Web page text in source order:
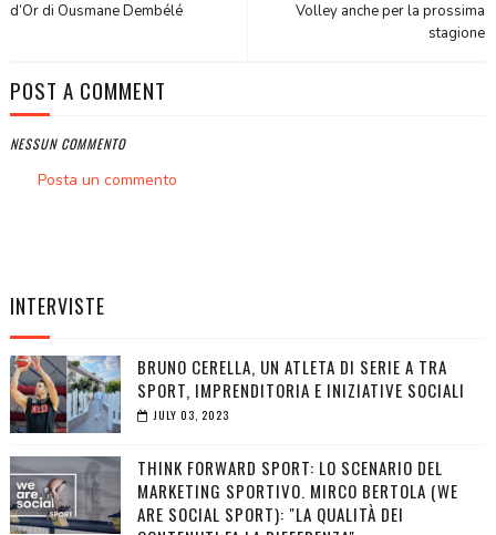
Volley anche per la prossima
stagione
d’Or di Ousmane Dembélé
POST A COMMENT
NESSUN COMMENTO
Posta un commento
INTERVISTE
BRUNO CERELLA, UN ATLETA DI SERIE A TRA
SPORT, IMPRENDITORIA E INIZIATIVE SOCIALI
JULY 03, 2023
THINK FORWARD SPORT: LO SCENARIO DEL
MARKETING SPORTIVO. MIRCO BERTOLA (WE
ARE SOCIAL SPORT): "LA QUALITÀ DEI